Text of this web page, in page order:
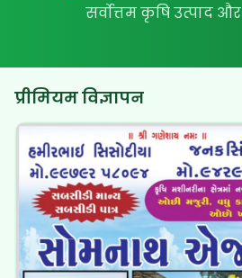
सर्वोत्तम कृषि उत्पाद
प्रीमियम विज्ञापन